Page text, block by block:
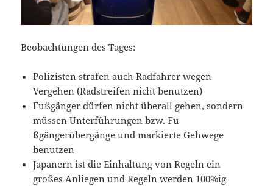
Beobachtungen des Tages:
Polizisten strafen auch Radfahrer wegen
Vergehen (Radstreifen nicht benutzen)
Fußgänger dürfen nicht überall gehen, sondern
müssen Unterführungen bzw. Fu
´ßgängerübergänge und markierte Gehwege
benutzen
Japanern ist die Einhaltung von Regeln ein
großes Anliegen und Regeln werden 100%ig